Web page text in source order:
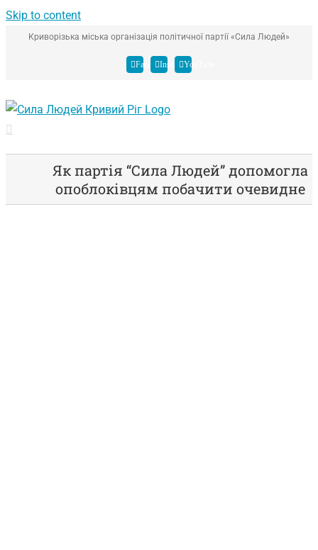
Skip to content
Криворізька міська організація політичної партії «Сила Людей»
FacebookInstagramYouTube
Як партія “Сила Людей” допомогла
опоблоківцям побачити очевидне